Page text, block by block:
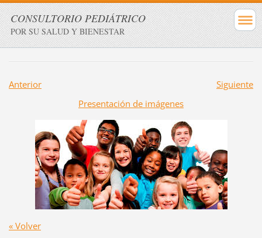
CONSULTORIO PEDIÁTRICO
POR SU SALUD Y BIENESTAR
Anterior
Siguiente
Presentación de imágenes
« Volver